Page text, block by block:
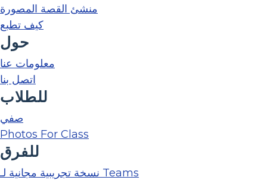
منشئ القصة المصورة
كيف تطبع
حول
معلومات عنا
اتصل بنا
للطلاب
صفي
Photos For Class
للفرق
نسخة تجريبية مجانية لـ Teams